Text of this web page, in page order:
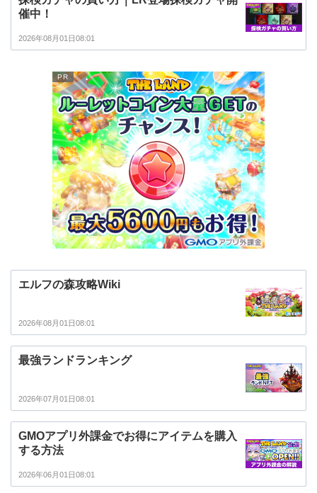
催中！
2026年08月01日08:01
エルフの森攻略Wiki
2026年08月01日08:01
最強ランドランキング
2026年07月01日08:01
GMOアプリ外課金でお得にアイテムを購入
する方法
2026年06月01日08:01